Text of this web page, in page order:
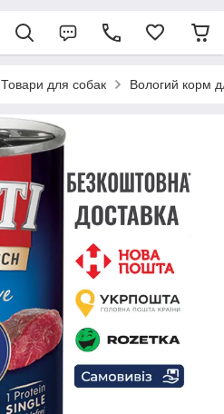
Товари для собак Вологий корм